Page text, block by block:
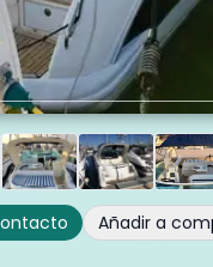
Añadir a